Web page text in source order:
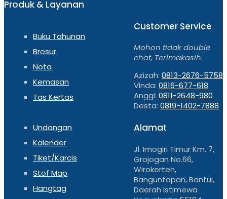
Produk & Layanan
Buku Tahunan
Brosur
Nota
Kemasan
Tas Kertas
Undangan
Kalender
Tiket/Karcis
Stof Map
Hangtag
Customer Service
Mohon tidak double
chat, Terimakasih.
Azizah: 0813-2676-5758
Vinda: 0816-677-618
Anggi: 0811-2648-980
Desta: 0819-1402-7888
Alamat
Jl. Imogiri Timur Km. 7,
Grojogan No.66,
Wirokerten,
Banguntapan, Bantul,
Daerah Istimewa